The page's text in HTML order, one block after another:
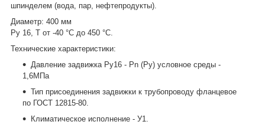
шпинделем (вода, пар, нефтепродукты).
Диаметр: 400 мм
Ру 16, Т от -40 °С до 450 °С.
Технические характеристики:
Давление задвижка Ру16 - Pn (Ру) условное среды -
1,6МПа
Тип присоединения задвижки к трубопроводу фланцевое
по ГОСТ 12815-80.
Климатическое исполнение - У1.